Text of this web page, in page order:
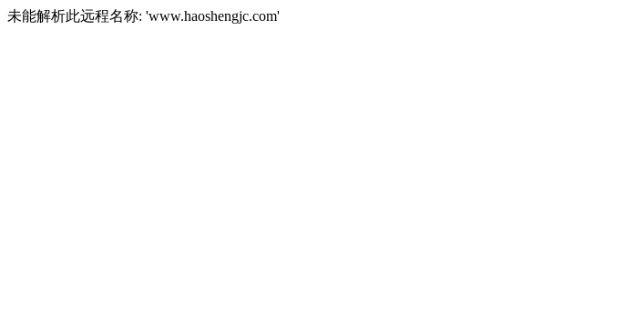
未能解析此远程名称: 'www.haoshengjc.com'